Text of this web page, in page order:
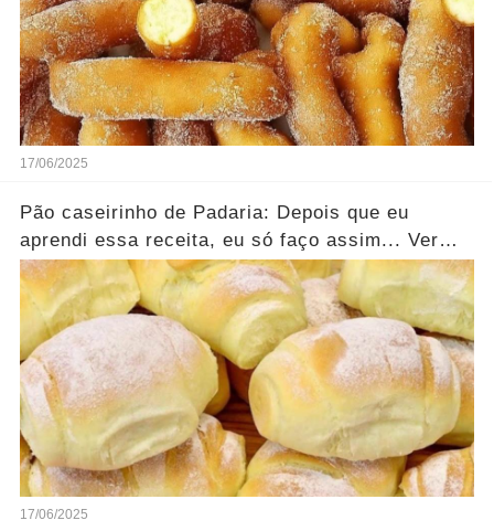
17/06/2025
Pão caseirinho de Padaria: Depois que eu
aprendi essa receita, eu só faço assim... Ver
mais
17/06/2025